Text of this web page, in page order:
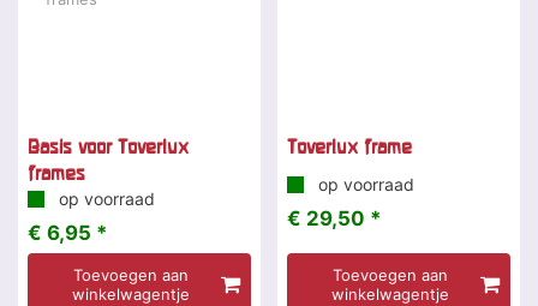
Basis voor Toverlux
frames
op voorraad
€ 6,95 *
Toevoegen aan
winkelwagentje
Toverlux frame
op voorraad
€ 29,50 *
Toevoegen aan
winkelwagentje